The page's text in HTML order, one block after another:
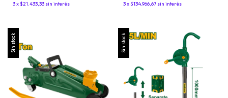
3x$21.433,33 sin interés
3x$134.966,67 sin interés
Sin stock Sin stock